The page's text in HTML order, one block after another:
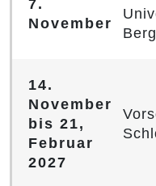
7.
November
14.
November
bis 21,
Februar
2027